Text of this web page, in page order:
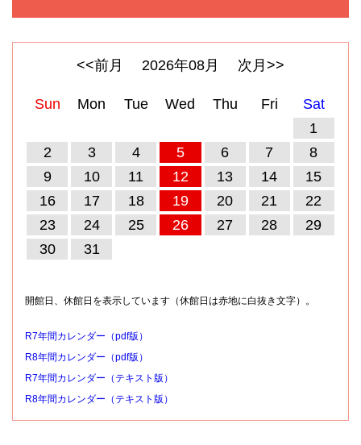
<<前月 2026年08月 次月>>
Sun Mon Tue Wed Thu Fri
Sat
1
2
3 4 5 6 7
8
9
10 11 12 13 14
15
16
17 18 19 20 21
22
23
24 25 26 27 28
29
30
31
開館日、休館日を表示しています（休館日は赤地に白抜き文字）。
R7年間カレンダー（pdf版）
R8年間カレンダー（pdf版）
R7年間カレンダー（テキスト版）
R8年間カレンダー（テキスト版）